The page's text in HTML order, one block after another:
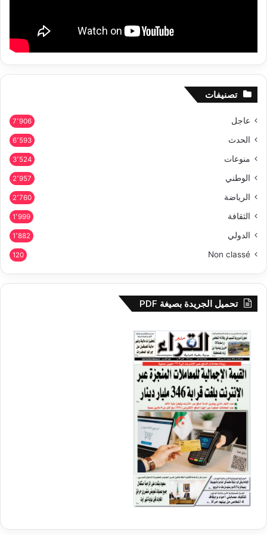
تصنيفات
عاجل 7٬906
الحدث 6٬593
منوعات 3٬524
الوطني 2٬957
الرياضة 2٬760
الثقافة 1٬999
الدولي 1٬882
Non classé
120
تحميل الجريدة بصيغة PDF